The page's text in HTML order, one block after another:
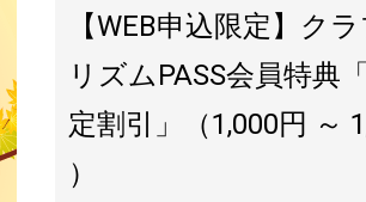
【WEB申込限定】ク
リズムPASS会員特典
定割引」（1,000円 ～
）